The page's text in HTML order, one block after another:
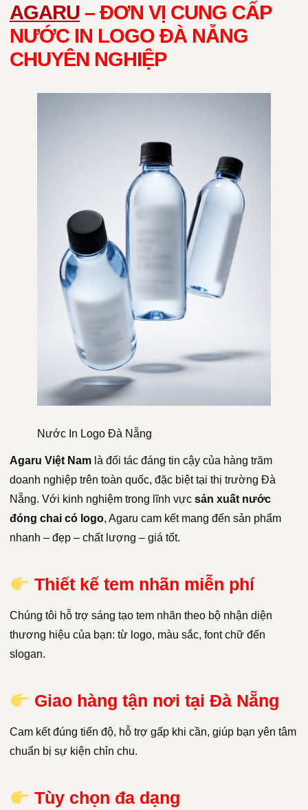
AGARU– ĐƠN VỊ CUNG CẤP
NƯỚC IN LOGO ĐÀ NẴNG
CHUYÊN NGHIỆP
Nước In Logo Đà Nẵng
Agaru Việt Nam là đối tác đáng tin cậy của hàng trăm
doanh nghiệp trên toàn quốc, đặc biệt tại thị trường Đà
Nẵng. Với kinh nghiệm trong lĩnh vực sản xuất nước
đóng chai có logo, Agaru cam kết mang đến sản phẩm
nhanh – đẹp – chất lượng – giá tốt.
Thiết kế tem nhãn miễn phí
Chúng tôi hỗ trợ sáng tạo tem nhãn theo bộ nhận diện
thương hiệu của bạn: từ logo, màu sắc, font chữ đến
slogan.
Giao hàng tận nơi tại Đà Nẵng
Cam kết đúng tiến độ, hỗ trợ gấp khi cần, giúp bạn yên tâm
chuẩn bị sự kiện chỉn chu.
Tùy chọn đa dạng